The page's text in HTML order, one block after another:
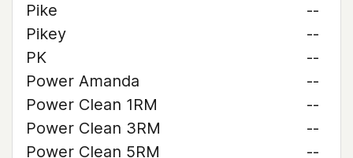
Pike
--
Pikey
--
PK
--
Power Amanda
--
Power Clean 1RM
--
Power Clean 3RM
--
Power Clean 5RM
--